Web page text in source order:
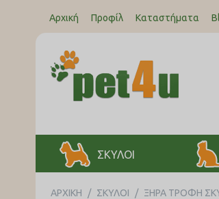
Αρχική Προφίλ Καταστήματα
ΣΚΥΛΟΙ
ΑΡΧΙΚΉ / ΣΚΥΛΟΙ / ΞΗΡΑ ΤΡΟΦΗ